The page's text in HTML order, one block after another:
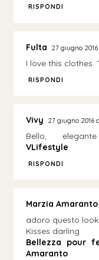
RISPONDI
Fulta 27 giugno
I love this clothes.
RISPONDI
Vivy 27 giugno 2016
Bello,
VLifestyle
RISPONDI
Marzia Amaranto
adoro questo look!
Kisses darling
Bellezza pour
Amaranto